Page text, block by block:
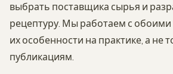
выбрать поставщика сырья и
рецептуру. Мы работаем с
их особенности на практике, а не
публикациям.